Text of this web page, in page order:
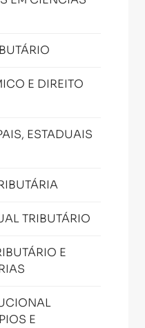
E DIREITO
ESTADUAIS
TRIBUTÁRIO
E
E